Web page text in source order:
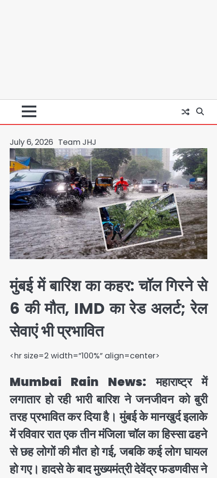
July 6, 2026 Team JHJ
मुंबई में बारिश का कहर: चॉल गिरने से
6 की मौत, IMD का रेड अलर्ट; रेल
सेवाएं भी प्रभावित
<hr size=2 width=”100%” align=center>
Mumbai Rain News: महाराष्ट्र में
लगातार हो रही भारी बारिश ने जनजीवन को बुरी
तरह प्रभावित कर दिया है। मुंबई के मानखुर्द इलाके
में रविवार रात एक तीन मंजिला चॉल का हिस्सा ढहने
से छह लोगों की मौत हो गई, जबकि कई लोग घायल
हो गए। हादसे के बाद मुख्यमंत्री देवेंद्र फडणवीस ने